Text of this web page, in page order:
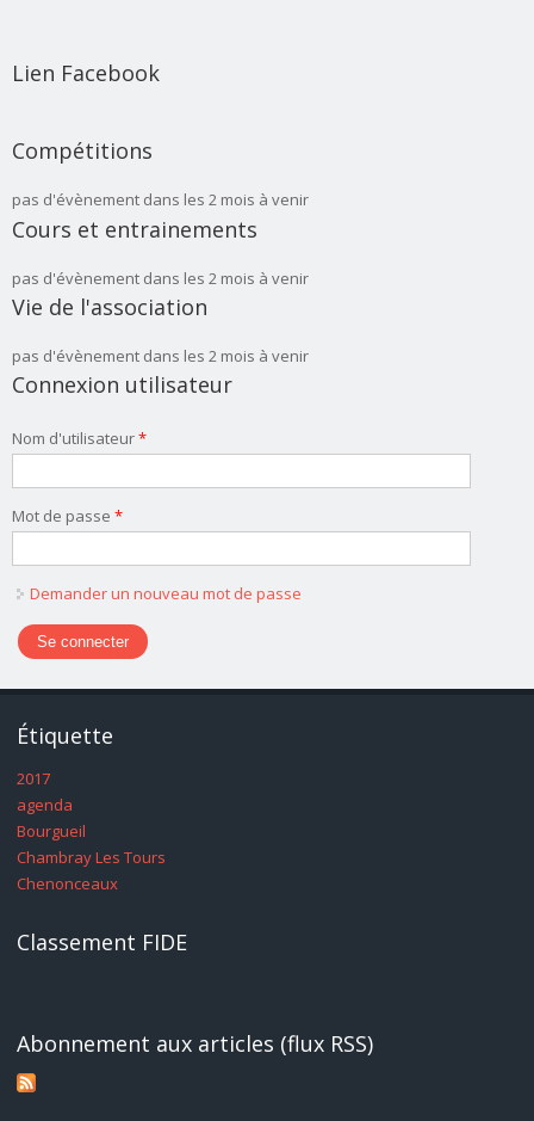
Lien Facebook
Compétitions
pas d'évènement dans les 2 mois à venir
Cours et entrainements
pas d'évènement dans les 2 mois à venir
Vie de l'association
pas d'évènement dans les 2 mois à venir
Connexion utilisateur
Nom d'utilisateur*
Mot de passe *
Demander un nouveau mot de passe
Étiquette
2017
agenda
Bourgueil
Chambray Les Tours
Chenonceaux
Classement FIDE
Abonnement aux articles (flux RSS)